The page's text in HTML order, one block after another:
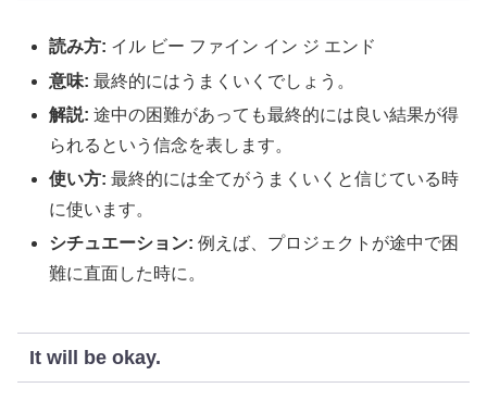
読み方: イル ビー ファイン イン ジ エンド
意味: 最終的にはうまくいくでしょう。
解説: 途中の困難があっても最終的には良い結果が得
られるという信念を表します。
使い方: 最終的には全てがうまくいくと信じている時
に使います。
シチュエーション: 例えば、プロジェクトが途中で困
難に直面した時に。
It will be okay.